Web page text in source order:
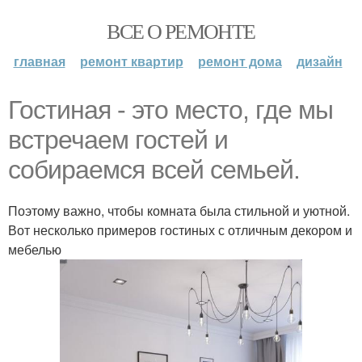
ВСЕ О РЕМОНТЕ
главная ремонт квартир ремонт дома дизайн
Гостиная - это место, где мы
встречаем гостей и
собираемся всей семьей.
Поэтому важно, чтобы комната была стильной и уютной.
Вот несколько примеров гостиных с отличным декором и
мебелью